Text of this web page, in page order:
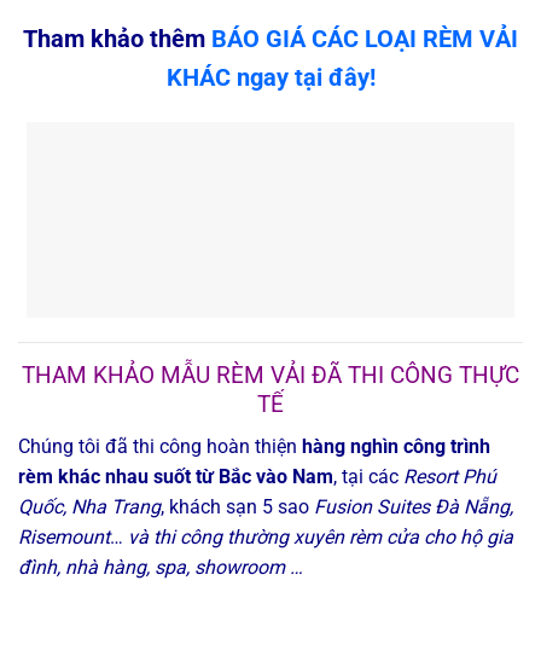
Tham khảo thêm BÁO GIÁ CÁC LOẠI RÈM VẢI
KHÁC ngay tại đây!
THAM KHẢO MẪU RÈM VẢI ĐÃ THI CÔNG THỰC
TẾ
Chúng tôi đã thi công hoàn thiện hàng nghìn công trình
rèm khác nhau suốt từ Bắc vào Nam, tại các Resort Phú
Quốc, Nha Trang, khách sạn 5 sao Fusion Suites Đà Nẵng,
Risemount… và thi công thường xuyên rèm cửa cho hộ gia
đình, nhà hàng, spa, showroom …